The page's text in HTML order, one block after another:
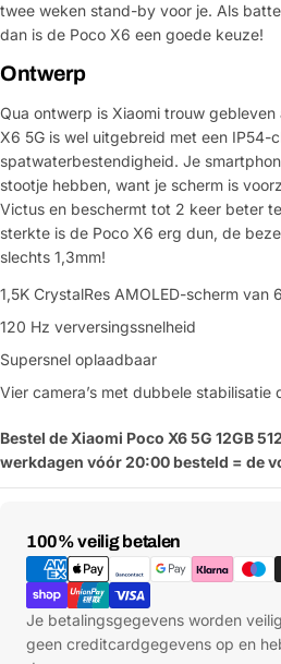
twee weken stand-by voor je. Als
dan is de Poco X6 een goede keuze!
Ontwerp
Qua ontwerp is Xiaomi trouw gebleven
X6 5G is wel uitgebreid met een IP54-
spatwaterbestendigheid. Je
stootje hebben, want je scherm is
Victus en beschermt tot 2 keer beter
sterkte is de Poco X6 erg dun, de
slechts 1,3mm!
1,5K CrystalRes AMOLED-scherm van
120 Hz verversingssnelheid
Supersnel oplaadbaar
Vier camera’s met dubbele stabilisatie
Bestel de Xiaomi Poco X6 5G 12GB
werkdagen vóór 20:00 besteld = de
100% veilig betalen
Betaalmethoden
Je betalingsgegevens worden
geen creditcardgegevens op en